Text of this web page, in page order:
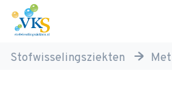
Volwassenen, Kinderen en
Stofwisselingsziekten